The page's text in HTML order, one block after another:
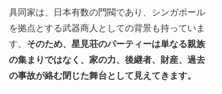
具同家は、日本有数の門閥であり、シンガポール
を拠点とする武器商人としての背景も持っていま
す。 そのため、星見荘のパーティーは単なる親族
の集まりではなく、家の力、後継者、財産、過去
の事故が絡む閉じた舞台として見えてきます。